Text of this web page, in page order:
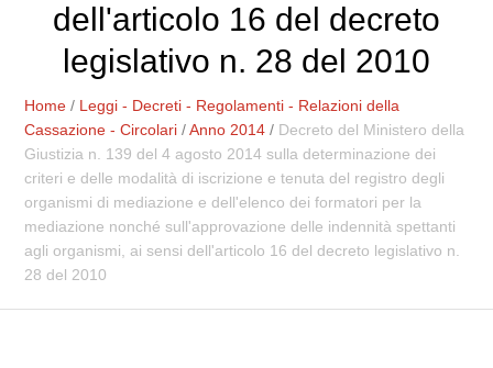
dell'articolo 16 del decreto
legislativo n. 28 del 2010
Home / Leggi - Decreti - Regolamenti - Relazioni della
Cassazione - Circolari /Anno 2014 / Decreto del Ministero della
Giustizia n. 139 del 4 agosto 2014 sulla determinazione dei
criteri e delle modalità di iscrizione e tenuta del registro degli
organismi di mediazione e dell'elenco dei formatori per la
mediazione nonché sull'approvazione delle indennità spettanti
agli organismi, ai sensi dell'articolo 16 del decreto legislativo n.
28 del 2010